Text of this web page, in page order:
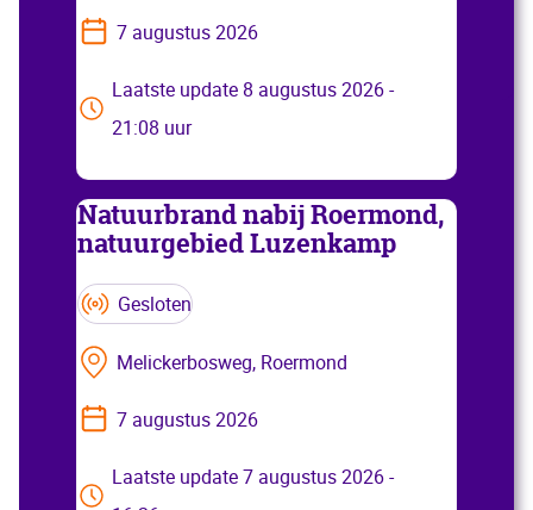
7 augustus 2026
Laatste update 8 augustus 2026 -
21:08 uur
Natuurbrand nabij Roermond,
natuurgebied Luzenkamp
Gesloten
Melickerbosweg, Roermond
7 augustus 2026
Laatste update 7 augustus 2026 -